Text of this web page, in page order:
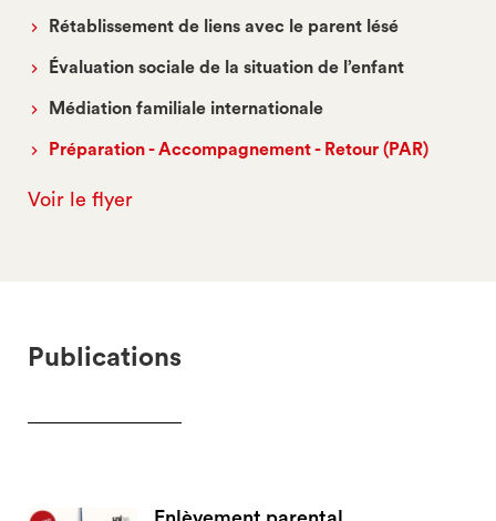
Rétablissement de liens avec le parent lésé
Évaluation sociale de la situation de l’enfant
Médiation familiale internationale
Préparation - Accompagnement - Retour (PAR)
Voir le flyer
Publications